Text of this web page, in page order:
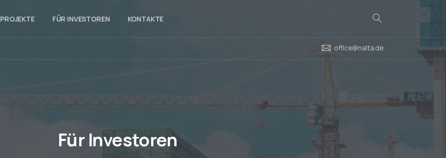
PROJEKTE FÜR INVESTOREN KONTAKTE
Search
office@nalta.de
Für Investoren